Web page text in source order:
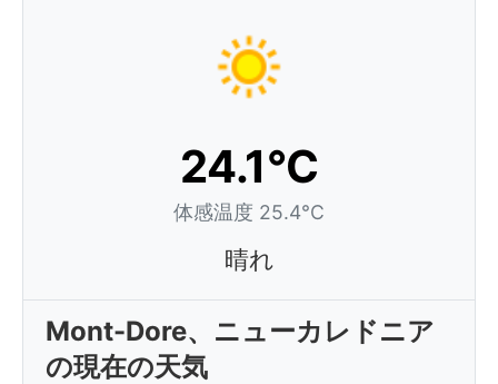
24.1°C
体感温度 25.4°C
晴れ
Mont-Dore、ニューカレドニア
の現在の天気